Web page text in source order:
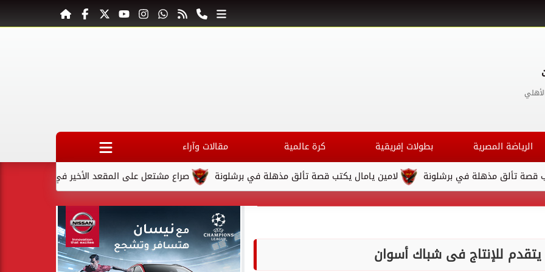
الرياضة المصرية بطولات إفريقية كرة عالمية
مقالات وآراء
صراع مشتعل على المقعد الأخير في كأس السوبر السعودي
لامين يامال يكتب قصة تألق مذهلة في برشلونة مذهلة في برشلونة
للإنتاج فى شباك أسوان